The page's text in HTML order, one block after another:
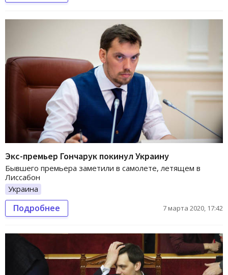
Экс-премьер Гончарук покинул Украину
Бывшего премьера заметили в самолете, летящем в
Лиссабон
Украина
Подробнее 7 марта 2020, 17:42